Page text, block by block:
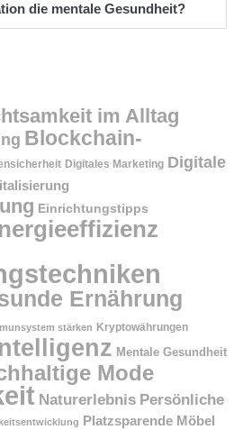
die mentale Gesundheit?
im Alltag
Blockchain-
Digitales Marketing Digitale
Einrichtungstipps
Ernährung
stärken Kryptowährungen
Mentale Gesundheit
Mode
Naturerlebnis Persönliche
Platzsparende Möbel